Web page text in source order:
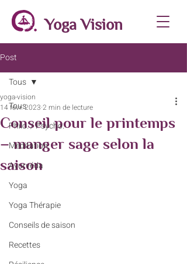
Yoga Vision
Post
Tous
Philo. / Psycho.
Méditation
Ayurvéda
Yoga
Yoga Thérapie
Conseils de saison
Recettes
Tous
Conseil pour le printemps
– manger sage selon la
saison
yoga-vision
14 févr. 2023 2 min de lecture